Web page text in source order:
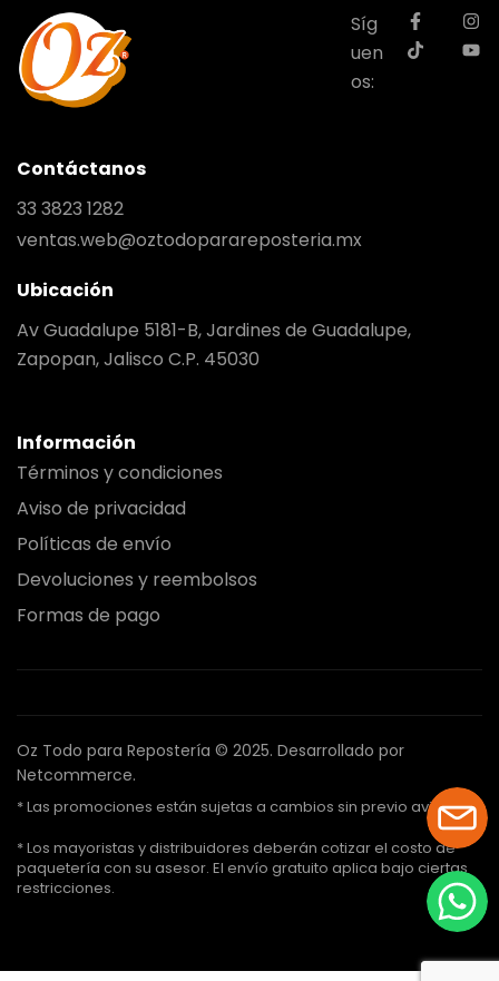
Síg
uen
os:
Contáctanos
33 3823 1282
ventas.web@oztodoparareposteria.mx
Ubicación
Av Guadalupe 5181-B, Jardines de Guadalupe,
Zapopan, Jalisco C.P. 45030
Información
Términos y condiciones
Aviso de privacidad
Políticas de envío
Devoluciones y reembolsos
Formas de pago
Oz Todo para Repostería © 2025. Desarrollado por
Netcommerce.
* Las promociones están sujetas a cambios sin previo aviso.
* Los mayoristas y distribuidores deberán cotizar el costo de
paquetería con su asesor. El envío gratuito aplica bajo ciertas
restricciones.